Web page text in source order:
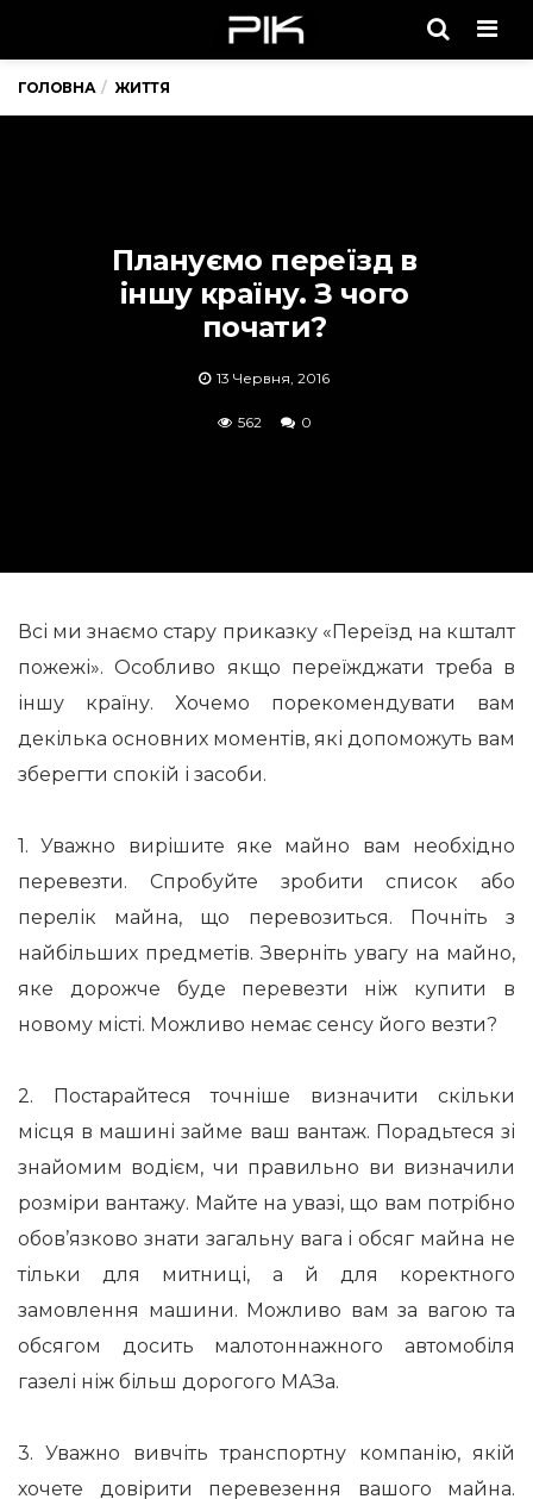
ГОЛОВНА ЖИТТЯ
Плануємо переїзд в
іншу країну. З чого
почати?
13 Червня, 2016
562 0
Всі ми знаємо стару приказку «Переїзд на кшталт
пожежі». Особливо якщо переїжджати треба в
іншу країну. Хочемо порекомендувати вам
декілька основних моментів, які допоможуть вам
зберегти спокій і засоби.
1. Уважно вирішите яке майно вам необхідно
перевезти. Спробуйте зробити список або
перелік майна, що перевозиться. Почніть з
найбільших предметів. Зверніть увагу на майно,
яке дорожче буде перевезти ніж купити в
новому місті. Можливо немає сенсу його везти?
2. Постарайтеся точніше визначити скільки
місця в машині займе ваш вантаж. Порадьтеся зі
знайомим водієм, чи правильно ви визначили
розміри вантажу. Майте на увазі, що вам потрібно
обов’язково знати загальну вага і обсяг майна не
тільки для митниці, а й для коректного
замовлення машини. Можливо вам за вагою та
обсягом досить малотоннажного автомобіля
газелі ніж більш дорогого МАЗа.
3. Уважно вивчіть транспортну компанію, якій
хочете довірити перевезення вашого майна.